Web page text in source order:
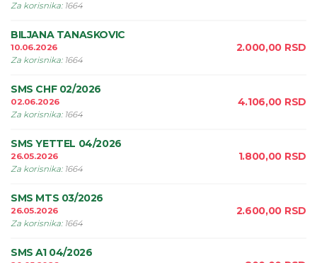
Za korisnika: 1664
BILJANA TANASKOVIC
10.06.2026
Za korisnika: 1664
2.000,00 RSD
SMS CHF 02/2026
02.06.2026
Za korisnika: 1664
4.106,00 RSD
SMS YETTEL 04/2026
26.05.2026
Za korisnika: 1664
1.800,00 RSD
SMS MTS 03/2026
26.05.2026
Za korisnika: 1664
2.600,00 RSD
SMS A1 04/2026